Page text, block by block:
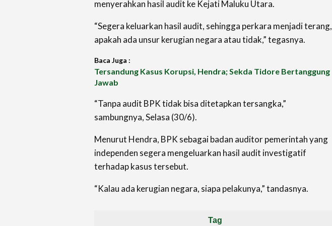
menyerahkan hasil audit ke Kejati Maluku Utara.
“Segera keluarkan hasil audit, sehingga perkara menjadi terang,
apakah ada unsur kerugian negara atau tidak,” tegasnya.
Baca Juga :
Tersandung Kasus Korupsi, Hendra; Sekda Tidore Bertanggung
Jawab
“Tanpa audit BPK tidak bisa ditetapkan tersangka,”
sambungnya, Selasa (30/6).
Menurut Hendra, BPK sebagai badan auditor pemerintah yang
independen segera mengeluarkan hasil audit investigatif
terhadap kasus tersebut.
“Kalau ada kerugian negara, siapa pelakunya,” tandasnya.
Tag